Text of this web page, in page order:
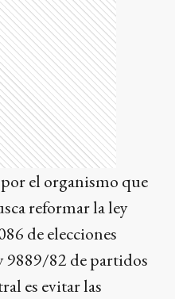
el organismo que
reformar la ley
de elecciones
9889/82 de partidos
es evitar las